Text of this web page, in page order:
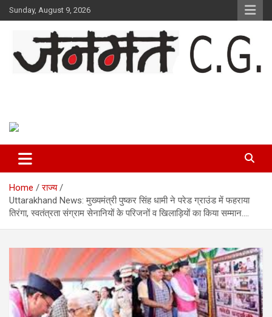
Skip
to
Sunday, August 9, 2026
Home
राज्य
Uttarakhand News: मुख्यमंत्री पुष्कर सिंह धामी ने परेड ग्राउंड में फहराया
तिरंगा, स्वतंत्रता संग्राम सेनानियों के परिजनों व खिलाड़ियों का किया सम्मान….